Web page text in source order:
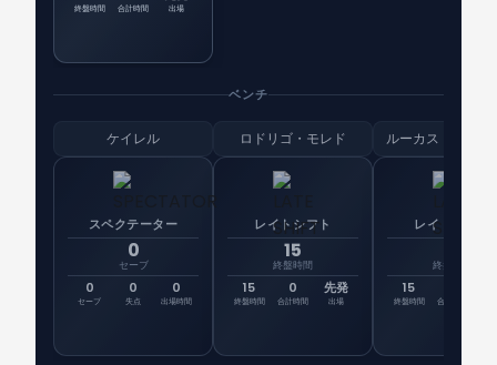
終盤時間 合計時間 出場
ベンチ
ケイレル
スペクテーター
0
セーブ
0
セーブ
0
失点
0
出場時間
ロドリゴ・モレド
レイトシフト
15
終盤時間
15
終盤時間
0
合計時間
先発
出場
ルーカス・タヴェ
レイトシフト
終盤時間
15
終盤時間 合計時間